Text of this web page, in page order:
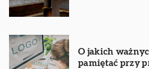
O jakich
pamiętać przy